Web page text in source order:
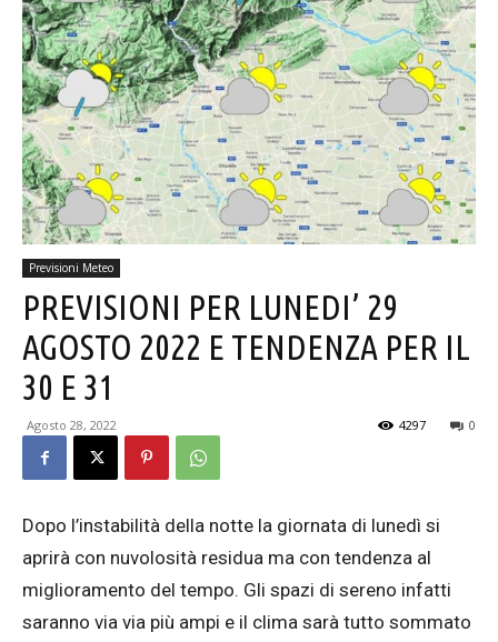
Previsioni Meteo
PREVISIONI PER LUNEDI’ 29
AGOSTO 2022 E TENDENZA PER IL
30 E 31
Agosto 28, 2022 0
4297
Dopo l’instabilità della notte la giornata di lunedì si
aprirà con nuvolosità residua ma con tendenza al
miglioramento del tempo. Gli spazi di sereno infatti
saranno via via più ampi e il clima sarà tutto sommato